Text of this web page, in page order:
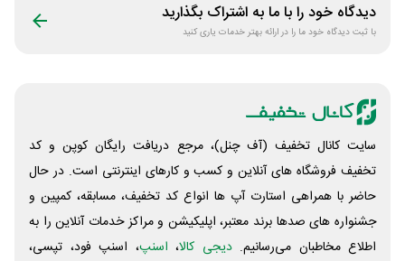
دیدگاه خود را با ما به اشتراک بگذارید
با ثبت دیدگاه خود ما را در ارائه بهتر خدمات یاری کنید
سایت کانال تخفیف (آف چنل)، مرجع دریافت رایگان کوپن و کد
تخفیف فروشگاه های آنلاین و کسب و‌ کارهای اینترنتی است. در حال
حاضر با همراهی استارت آپ ها انواع کد تخفیف، مسابقه، کمپین و
جشنواره های صدها برند معتبر، اپلیکیشن و مراکز خدمات آنلاین را به
اطلاع مخاطبان می‌رسانیم. دیجی کالا، اسنپ، اسنپ فود، تپسی،